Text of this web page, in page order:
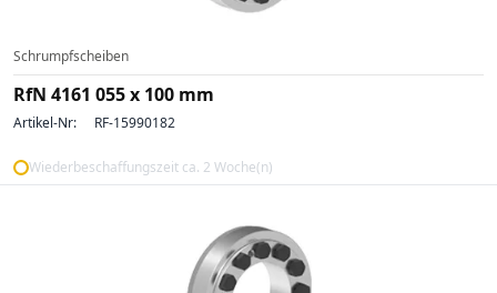
Schrumpfscheiben
RfN 4161 055 x 100 mm
Artikel-Nr: RF-15990182
Wiederbeschaffungszeit ca. 2 Woche(n)